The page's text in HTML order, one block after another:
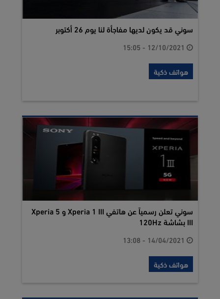
سوني قد يكون لديها مفاجأة لنا يوم 26 أكتوبر
هواتف ذكية
سوني تعلن رسمياً عن هاتفي Xperia 1 III و Xperia 5
III بشاشة 120Hz
هواتف ذكية